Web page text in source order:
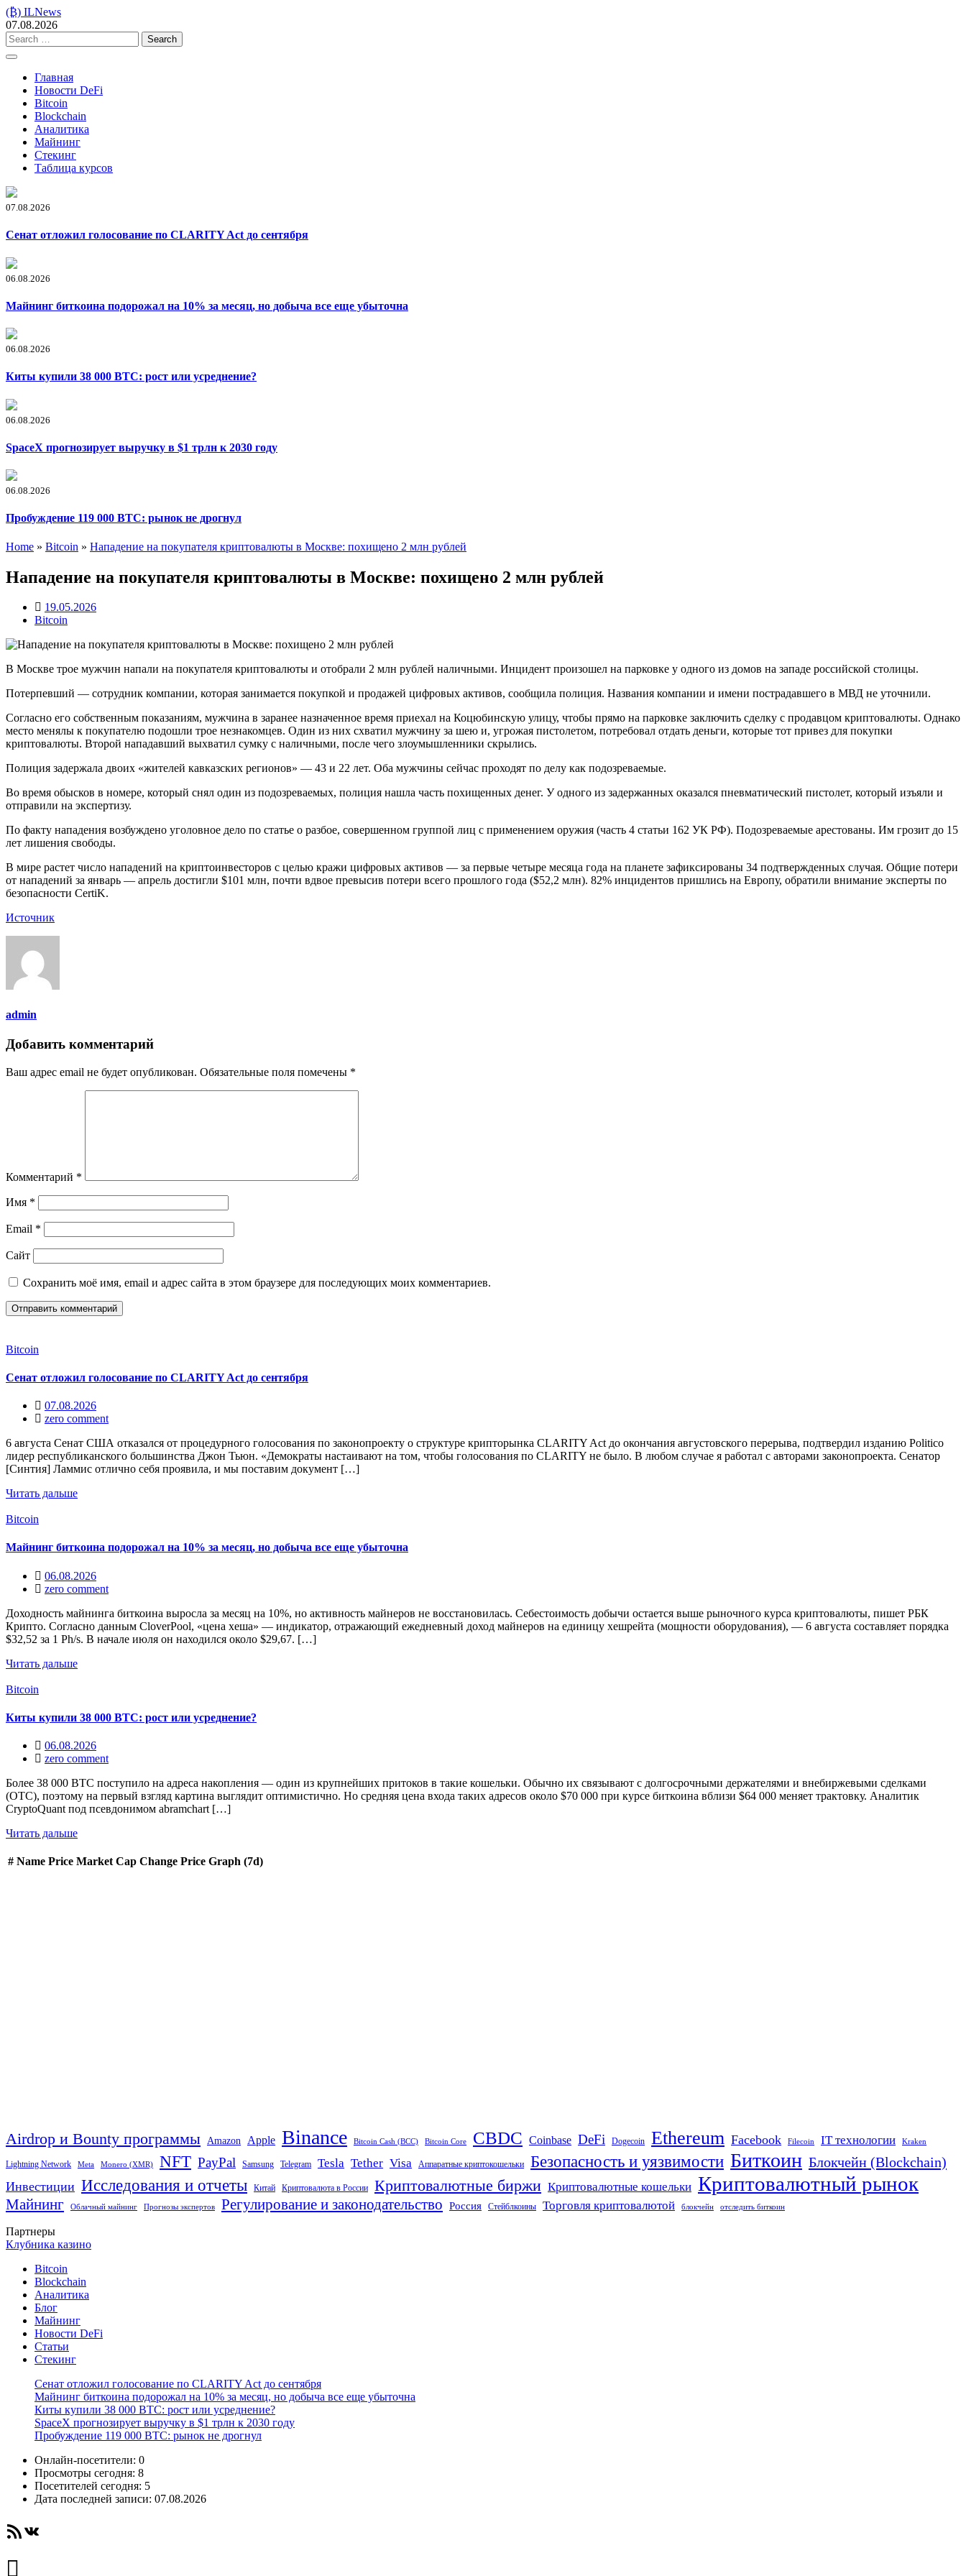
Skip
to
content
(₿) ILNews
07.08.2026
Search
for:
Главная
Новости DeFi
Bitcoin
Blockchain
Аналитика
Майнинг
Стекинг
Таблица курсов
07.08.2026
Сенат отложил голосование по CLARITY Act до сентября
06.08.2026
Майнинг биткоина подорожал на 10% за месяц, но добыча все еще убыточна
06.08.2026
Киты купили 38 000 BTC: рост или усреднение?
06.08.2026
SpaceX прогнозирует выручку в $1 трлн к 2030 году
06.08.2026
Пробуждение 119 000 BTC: рынок не дрогнул
Home » Bitcoin » Нападение на покупателя криптовалюты в Москве: похищено 2 млн рублей
Нападение на покупателя криптовалюты в Москве: похищено 2 млн рублей
19.05.2026
Bitcoin
В Москве трое мужчин напали на покупателя криптовалюты и отобрали 2 млн рублей наличными. Инцидент произошел на парковке у одного из домов на западе российской столицы.
Потерпевший — сотрудник компании, которая занимается покупкой и продажей цифровых активов, сообщила полиция. Названия компании и имени пострадавшего в МВД не уточнили.
Согласно его собственным показаниям, мужчина в заранее назначенное время приехал на Коцюбинскую улицу, чтобы прямо на парковке заключить сделку с продавцом криптовалюты. Однако
место менялы к покупателю подошли трое незнакомцев. Один из них схватил мужчину за шею и, угрожая пистолетом, потребовал отдать деньги, которые тот привез для покупки
криптовалюты. Второй нападавший выхватил сумку с наличными, после чего злоумышленники скрылись.
Полиция задержала двоих «жителей кавказских регионов» — 43 и 22 лет. Оба мужчины сейчас проходят по делу как подозреваемые.
Во время обысков в номере, который снял один из подозреваемых, полиция нашла часть похищенных денег. У одного из задержанных оказался пневматический пистолет, который изъяли и
отправили на экспертизу.
По факту нападения возбуждено уголовное дело по статье о разбое, совершенном группой лиц с применением оружия (часть 4 статьи 162 УК РФ). Подозреваемые арестованы. Им грозит до 15
лет лишения свободы.
В мире растет число нападений на криптоинвесторов с целью кражи цифровых активов — за первые четыре месяца года на планете зафиксированы 34 подтвержденных случая. Общие потери
от нападений за январь — апрель достигли $101 млн, почти вдвое превысив потери всего прошлого года ($52,2 млн). 82% инцидентов пришлись на Европу, обратили внимание эксперты по
безопасности CertiK.
Источник
admin
Добавить комментарий
Ваш адрес email не будет опубликован. Обязательные поля помечены *
Комментарий *
Имя *
Email *
Сайт
Сохранить моё имя, email и адрес сайта в этом браузере для последующих моих комментариев.
Bitcoin
Сенат отложил голосование по CLARITY Act до сентября
07.08.2026
zero comment
6 августа Сенат США отказался от процедурного голосования по законопроекту о структуре крипторынка CLARITY Act до окончания августовского перерыва, подтвердил изданию Politico
лидер республиканского большинства Джон Тьюн. «Демократы настаивают на том, чтобы голосования по CLARITY не было. В любом случае я работал с авторами законопроекта. Сенатор
[Синтия] Ламмис отлично себя проявила, и мы поставим документ […]
Читать дальше
Bitcoin
Майнинг биткоина подорожал на 10% за месяц, но добыча все еще убыточна
06.08.2026
zero comment
Доходность майнинга биткоина выросла за месяц на 10%, но активность майнеров не восстановилась. Себестоимость добычи остается выше рыночного курса криптовалюты, пишет РБК
Крипто. Согласно данным CloverPool, «цена хеша» — индикатор, отражающий ежедневный доход майнеров на единицу хешрейта (мощности оборудования), — 6 августа составляет порядка
$32,52 за 1 Ph/s. В начале июля он находился около $29,67. […]
Читать дальше
Bitcoin
Киты купили 38 000 BTC: рост или усреднение?
06.08.2026
zero comment
Более 38 000 BTC поступило на адреса накопления — один из крупнейших притоков в такие кошельки. Обычно их связывают с долгосрочными держателями и внебиржевыми сделками
(OTC), поэтому на первый взгляд картина выглядит оптимистично. Но средняя цена входа таких адресов около $70 000 при курсе биткоина вблизи $64 000 меняет трактовку. Аналитик
CryptoQuant под псевдонимом abramchart […]
Читать дальше
# Name Price Market Cap Change Price Graph (7d)
Airdrop и Bounty программы Amazon Apple Binance Bitcoin Cash (BCC) Bitcoin Core CBDC Coinbase DeFi Dogecoin Ethereum Facebook Filecoin IT технологии Kraken
Lightning Network Meta Monero (XMR) NFT PayPal Samsung Telegram Tesla Tether Visa Аппаратные криптокошельки Безопасность и уязвимости Биткоин Блокчейн (Blockchain)
Инвестиции Исследования и отчеты Китай Криптовалюта в России Криптовалютные биржи Криптовалютные кошельки Криптовалютный рынок
Майнинг Облачный майнинг Прогнозы экспертов Регулирование и законодательство Россия Стейблкоины Торговля криптовалютой блокчейн отследить биткоин
Партнеры
Клубника казино
Bitcoin
Blockchain
Аналитика
Блог
Майнинг
Новости DeFi
Статьи
Стекинг
Сенат отложил голосование по CLARITY Act до сентября
Майнинг биткоина подорожал на 10% за месяц, но добыча все еще убыточна
Киты купили 38 000 BTC: рост или усреднение?
SpaceX прогнозирует выручку в $1 трлн к 2030 году
Пробуждение 119 000 BTC: рынок не дрогнул
Онлайн-посетители: 0
Просмотры сегодня: 8
Посетителей сегодня: 5
Дата последней записи: 07.08.2026
RSS-лентаВКонтакте